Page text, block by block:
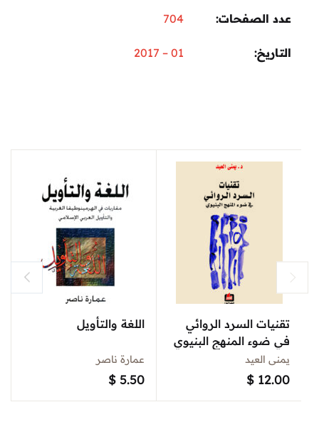
عدد الصفحات 704
التاريخ 01 – 2017
اللغة والتأويل
عمارة ناصر
$ 5.50
تقنيات السرد الروائي
في ضوء المنهج البنيوي
يمنى العيد
$ 12.00